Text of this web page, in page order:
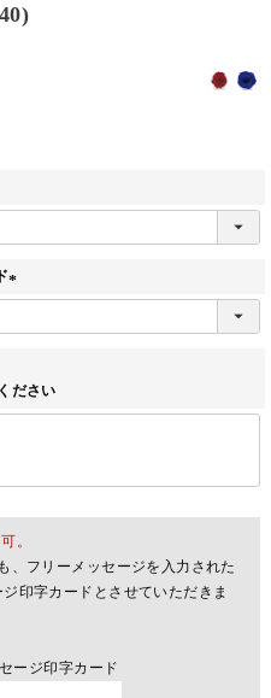
須)
ださい
。
、フリーメッセージを入力された
印字カードとさせていただきま
ージ印字カード